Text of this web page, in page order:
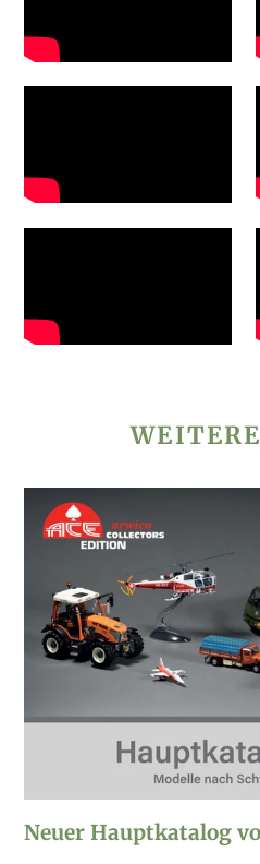
Neuer Hauptkatalog